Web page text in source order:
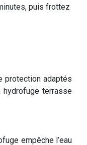
puis frottez
protection adaptés
terrasse
empêche l’eau